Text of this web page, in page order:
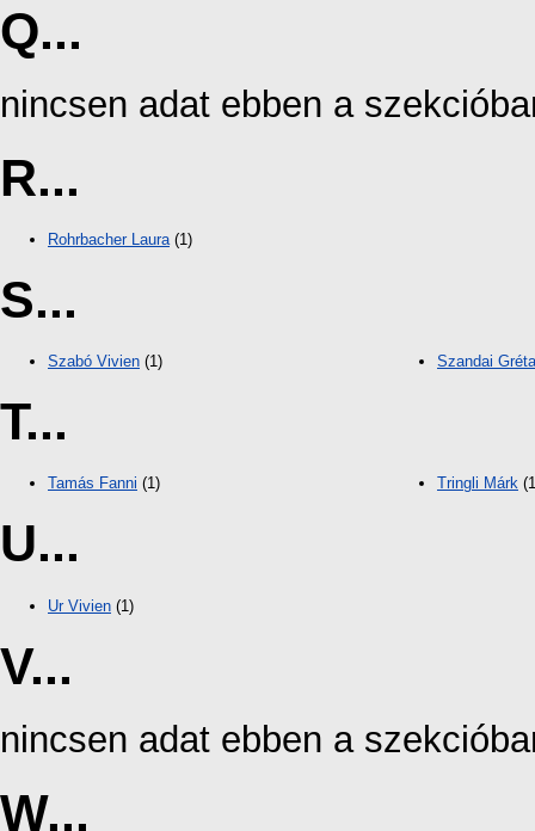
Q...
nincsen adat ebben a
R...
Rohrbacher Laura (1)
S...
Szabó Vivien (1) Szandai
T...
Tamás Fanni (1) Tringli Márk
U...
Ur Vivien (1)
V...
nincsen adat ebben a
W...